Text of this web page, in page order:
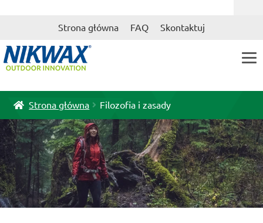
Strona główna FAQ Skontaktuj
Strona główna Filozofia i zasady